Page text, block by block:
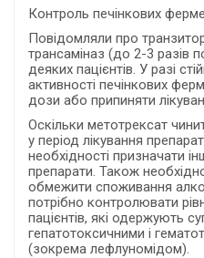
Контроль печінкових
Повідомляли про
трансаміназ (до 2-3 разів
деяких пацієнтів. У разі
активності печінкових
дози або припиняти
Оскільки метотрексат
у період лікування
необхідності призначати
препарати. Також
обмежити споживання
потрібно контролювати
пацієнтів, які одержують
гепатотоксичними і
(зокрема лефлуномідом).